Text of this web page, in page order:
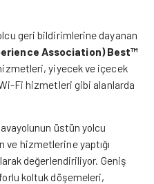
geri bildirimlerine dayanan
Association) Best™
yiyecek ve içecek
Fi hizmetleri gibi alanlarda
üstün yolcu
ve hizmetlerine yaptığı
değerlendiriliyor. Geniş
koltuk döşemeleri,